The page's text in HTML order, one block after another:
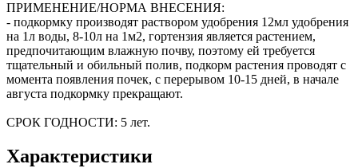
ПРИМЕНЕНИЕ/НОРМА ВНЕСЕНИЯ:
- подкормку производят раствором удобрения 12мл удобрения
на 1л воды, 8-10л на 1м2, гортензия является растением,
предпочитающим влажную почву, поэтому ей требуется
тщательный и обильный полив, подкорм растения проводят с
момента появления почек, с перерывом 10-15 дней, в начале
августа подкормку прекращают.
СРОК ГОДНОСТИ: 5 лет.
Характеристики